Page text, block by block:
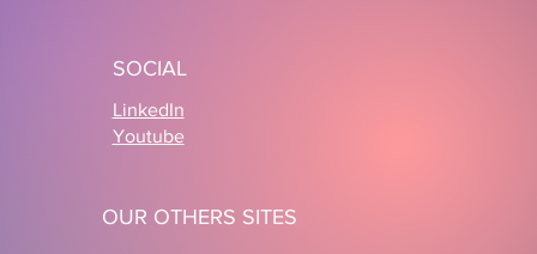
réinventent la personnalisation
produit
SOCIAL
LinkedIn
Youtube
OUR OTHERS SITES